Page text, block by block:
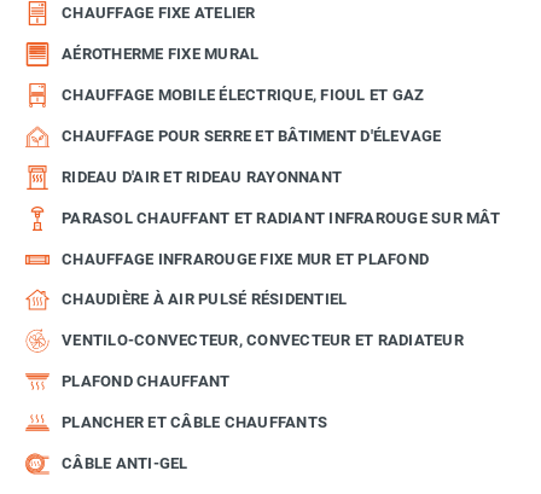
CHAUFFAGE FIXE ATELIER
AÉROTHERME FIXE MURAL
CHAUFFAGE MOBILE ÉLECTRIQUE, FIOUL ET GAZ
CHAUFFAGE POUR SERRE ET BÂTIMENT D'ÉLEVAGE
RIDEAU D'AIR ET RIDEAU RAYONNANT
PARASOL CHAUFFANT ET RADIANT INFRAROUGE SUR MÂT
CHAUFFAGE INFRAROUGE FIXE MUR ET PLAFOND
CHAUDIÈRE À AIR PULSÉ RÉSIDENTIEL
VENTILO-CONVECTEUR, CONVECTEUR ET RADIATEUR
PLAFOND CHAUFFANT
PLANCHER ET CÂBLE CHAUFFANTS
CÂBLE ANTI-GEL